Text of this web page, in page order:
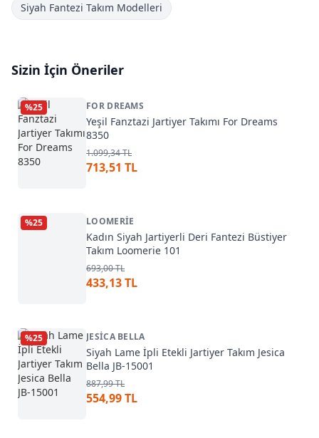
Siyah Fantezi Takım Modelleri
Sizin İçin Öneriler
%25 FOR DREAMS
Yeşil Fanztazi Jartiyer Takımı For Dreams
8350
1.099,34 TL
713,51 TL
%25 LOOMERIE
Kadın Siyah Jartiyerli Deri Fantezi Büstiyer
Takım Loomerie 101
693,00 TL
433,13 TL
%25 JESICA BELLA
Siyah Lame İpli Etekli Jartiyer Takım Jesica
Bella JB-15001
887,99 TL
554,99 TL